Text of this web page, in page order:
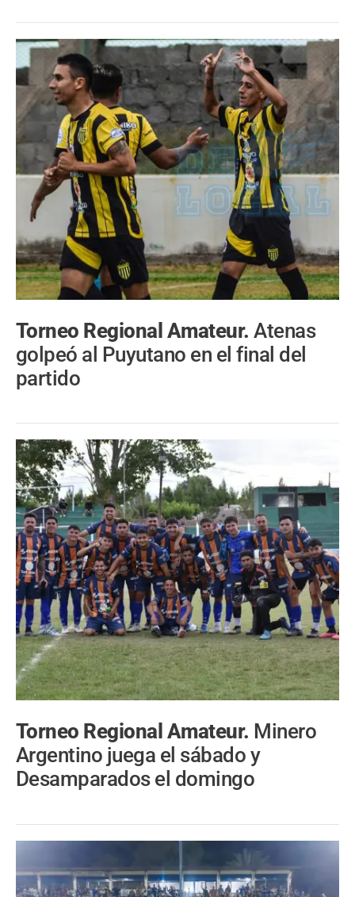
Torneo Regional Amateur.Atenas
golpeó al Puyutano en el final del
partido
Torneo Regional Amateur. Minero
Argentino juega el sábado y
Desamparados el domingo